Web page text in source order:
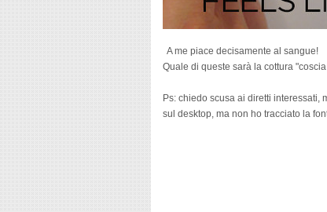
A me piace decisamente al sangue!
Quale di queste sarà la cottura
Ps: chiedo scusa ai diretti
sul desktop, ma non ho tracciato la